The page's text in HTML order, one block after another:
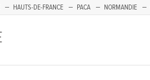
HAUTS-DE-FRANCE PACA NORMANDIE